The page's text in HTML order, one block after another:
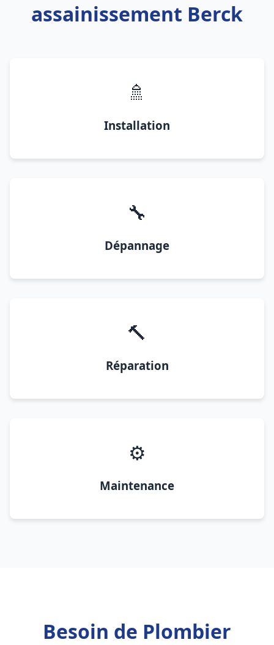
assainissement Berck
🚿
Installation
🔧
Dépannage
🔨
Réparation
⚙️
Maintenance
Besoin de Plombier